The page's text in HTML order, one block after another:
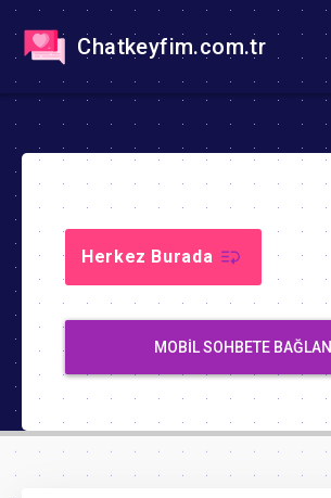
Chatkeyfim.com.tr
Herkez Burada
MOBIL SOHBETE BAĞLAN